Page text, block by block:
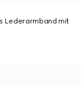
Lederarmband mit